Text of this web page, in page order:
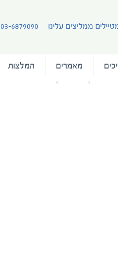
03-6879090 ממליצים עלינו
מאמרים המלצות